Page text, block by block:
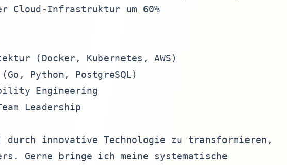
Cloud-Infrastruktur um 60%
(Docker, Kubernetes, AWS)
Python, PostgreSQL)
Engineering
Leadership
innovative Technologie zu transformieren,
Gerne bringe ich meine systematische